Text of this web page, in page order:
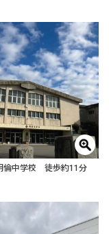
倫中学校 徒歩約11分